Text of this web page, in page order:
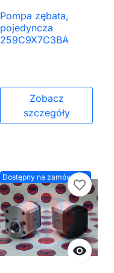
Pompa zębata,
pojedyncza
259C9X7C3BA
Zobacz
szczegóły
Dostępny na zamówienie

favorite_border